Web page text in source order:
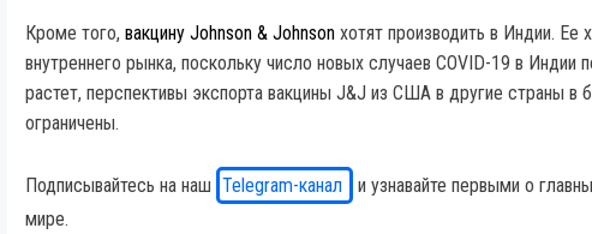
Кроме того, вакцину Johnson & Johnson хотят производить в Индии. Ее
внутреннего рынка, поскольку число новых случаев COVID-19 в Индии
растет, перспективы экспорта вакцины J&J из США в другие страны
ограничены.
Подписывайтесь на наш Telegram-канал
и узнавайте первыми о
мире.